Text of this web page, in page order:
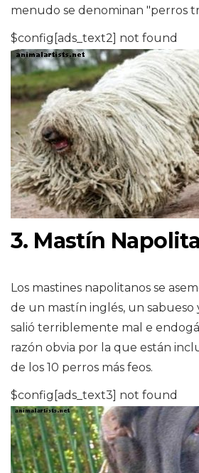
menudo se denominan "perros
$config[ads_text2] not found
3. Mastín
Los mastines napolitanos se
de un mastín inglés, un sabueso
salió terriblemente mal e
razón obvia por la que están
de los 10 perros más feos.
$config[ads_text3] not found